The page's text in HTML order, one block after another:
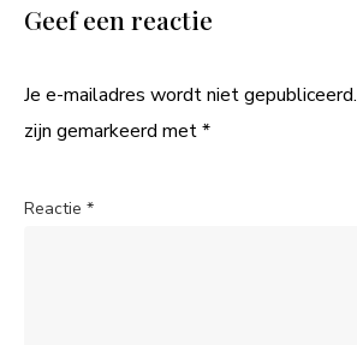
Geef een reactie
Je e-mailadres wordt niet gepubliceerd.
zijn gemarkeerd met*
Reactie *